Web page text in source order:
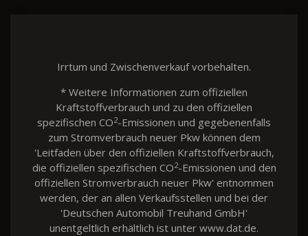
Irrtum und Zwischenverkauf vorbehalten.
* Weitere Informationen zum offiziellen
Kraftstoffverbrauch und zu den offiziellen
spezifischen CO2-Emissionen und gegebenenfalls
zum Stromverbrauch neuer Pkw können dem
'Leitfaden über den offiziellen Kraftstoffverbrauch,
die offiziellen spezifischen CO2-Emissionen und den
offiziellen Stromverbrauch neuer Pkw' entnommen
werden, der an allen Verkaufsstellen und bei der
'Deutschen Automobil Treuhand GmbH'
unentgeltlich erhältlich ist unter www.dat.de.